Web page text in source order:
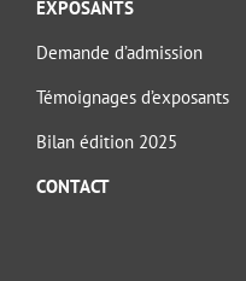
EXPOSANTS
Demande d’admission
Témoignages d’exposants
Bilan édition 2025
CONTACT